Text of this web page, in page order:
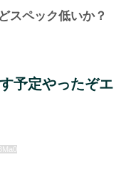
スペック低いか？
予定やったぞエ